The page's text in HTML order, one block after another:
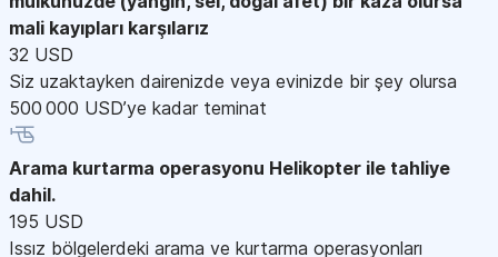
mali kayıpları karşılarız
32 USD
Siz uzaktayken dairenizde veya evinizde bir şey olursa
500 000 USD’ye kadar teminat
Arama kurtarma operasyonu Helikopter ile tahliye
dahil.
195 USD
Issız bölgelerdeki arama ve kurtarma operasyonları